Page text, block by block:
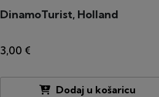
DinamoTurist, Holland
3,00 €
Dodaj u košaricu